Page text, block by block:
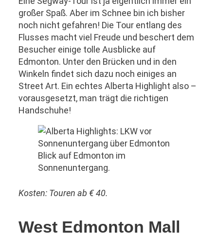
großer Spaß. Aber im Schnee bin ich bisher
noch nicht gefahren! Die Tour entlang des
Flusses macht viel Freude und beschert dem
Besucher einige tolle Ausblicke auf
Edmonton. Unter den Brücken und in den
Winkeln findet sich dazu noch einiges an
Street Art. Ein echtes Alberta Highlight also –
vorausgesetzt, man trägt die richtigen
Handschuhe!
Blick auf Edmonton im
Sonnenuntergang.
Kosten: Touren ab € 40.
West Edmonton Mall